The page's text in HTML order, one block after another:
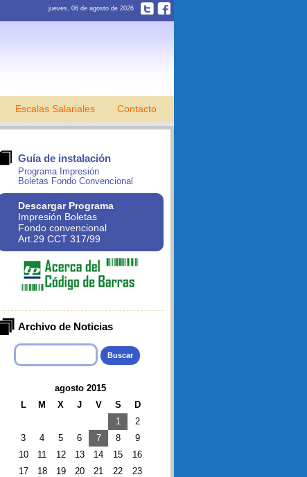
jueves, 06 de agosto de 2026
Escalas Salariales Contacto
Guía de instalación
Programa Impresión
Boletas Fondo Convencional
Descargar Programa
Impresión Boletas
Fondo convencional
Art.29 CCT 317/99
Archivo de Noticias
Buscar:
agosto 2015
L
M X J V S
D
1
2
3
4 5 6 7 8
9
10
11 12 13 14 15
16
17
18 19 20 21 22
23